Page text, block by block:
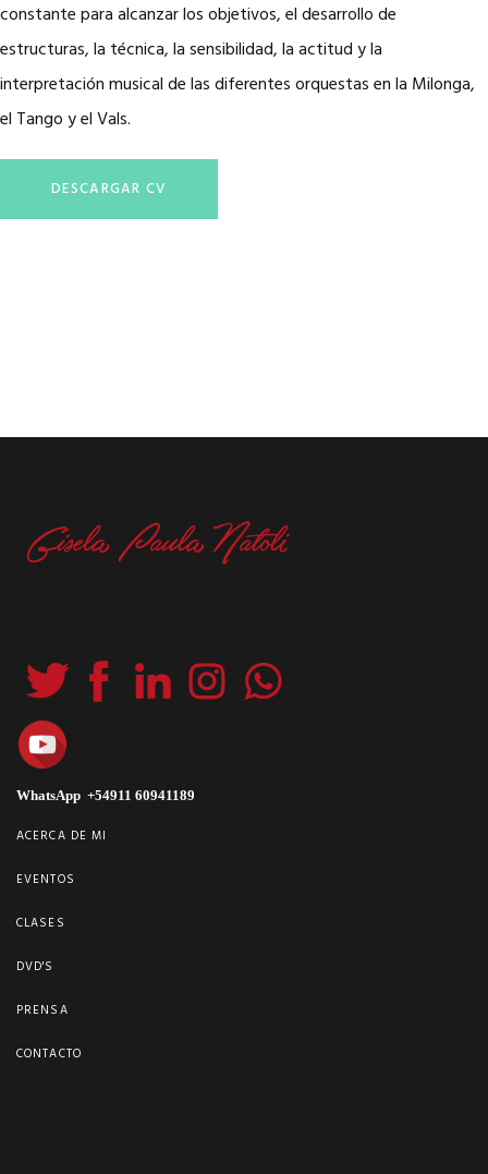
constante para alcanzar los objetivos, el desarrollo de
estructuras, la técnica, la sensibilidad, la actitud y la
interpretación musical de las diferentes orquestas en la Milonga,
el Tango y el Vals.
DESCARGAR CV
WhatsApp +54911 60941189
ACERCA DE MI
EVENTOS
CLASES
DVD'S
PRENSA
CONTACTO